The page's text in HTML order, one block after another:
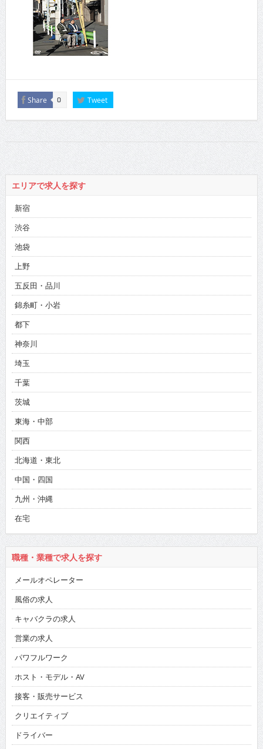
Share 0 Tweet
エリアで求人を探す
新宿
渋谷
池袋
上野
五反田・品川
錦糸町・小岩
都下
神奈川
埼玉
千葉
茨城
東海・中部
関西
北海道・東北
中国・四国
九州・沖縄
在宅
職種・業種で求人を探す
メールオペレーター
風俗の求人
キャバクラの求人
営業の求人
パワフルワーク
ホスト・モデル・AV
接客・販売サービス
クリエイティブ
ドライバー